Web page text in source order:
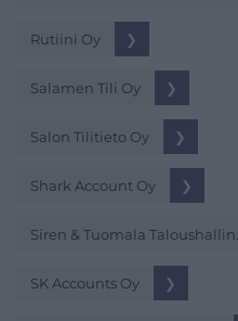
Rutiini Oy ❯
Salamen Tili Oy ❯
Salon Tilitieto Oy ❯
Shark Account Oy ❯
Siren & Tuomala Taloushallin...
SK Accounts Oy ❯